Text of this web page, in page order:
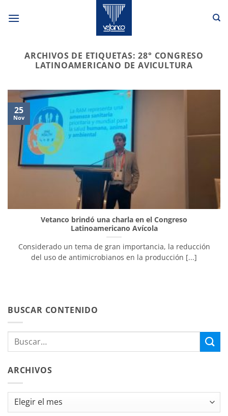
ARCHIVOS DE ETIQUETAS:28° CONGRESO
LATINOAMERICANO DE AVICULTURA
Vetanco brindó una charla en el Congreso
Latinoamericano Avícola
Considerado un tema de gran importancia, la reducción
del uso de antimicrobianos en la producción [...]
25
Nov
BUSCAR CONTENIDO
ARCHIVOS
Archivos